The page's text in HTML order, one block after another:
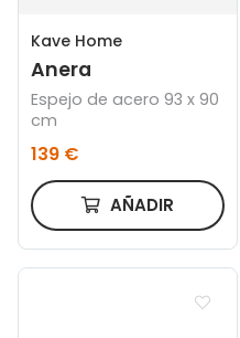
Kave Home
Anera
Espejo de acero 93 x 90
cm
139 €
AÑADIR